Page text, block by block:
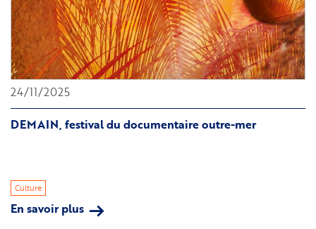
DEMAIN, festival du documentaire outre-mer
Culture
24/11/2025
En savoir plus sur